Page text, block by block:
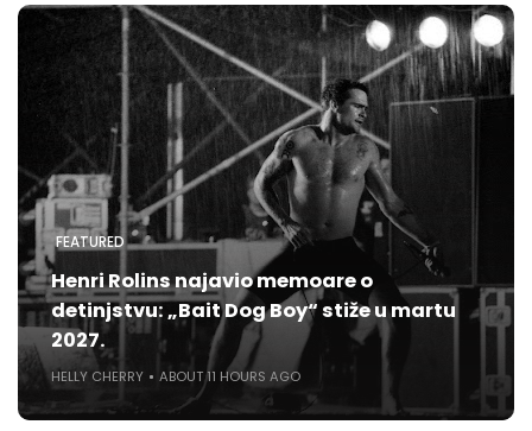
FEATURED
Henri Rolins najavio memoare o
detinjstvu: „Bait Dog Boy“ stiže u martu
2027.
HELLY CHERRY ABOUT 11 HOURS AGO